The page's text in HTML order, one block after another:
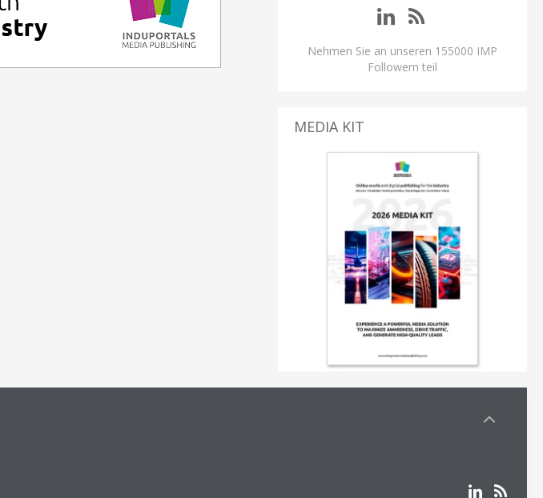
Nehmen Sie an unseren 155000 IMP
Followern teil
MEDIA KIT